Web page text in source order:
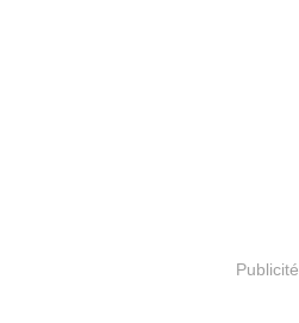
Publicité